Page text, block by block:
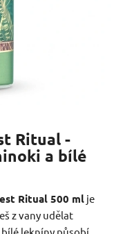
Ritual -
a bílé
Ritual 500 ml je
z vany udělat